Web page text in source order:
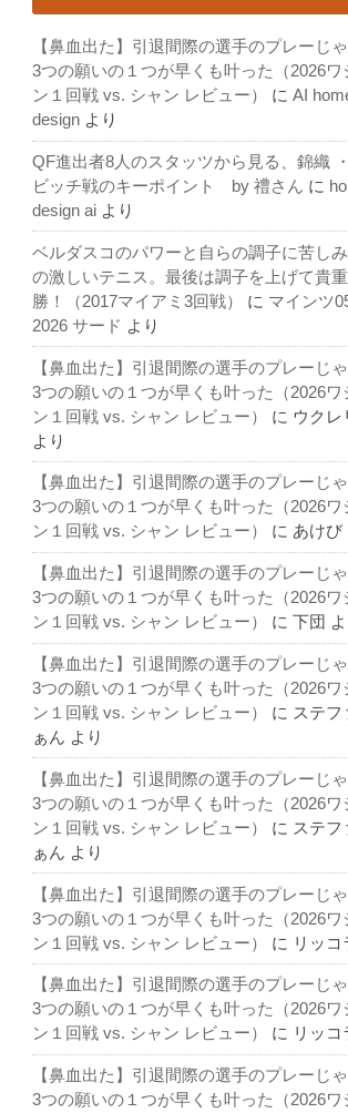
【鼻血出た】引退間際の選手のプレーじゃ
3つの願いの１つが早くも叶った（2026ワ
ン１回戦 vs. シャン レビュー）
に AI
design より
QF進出者8人のスタッツから見る、錦織
ビッチ戦のキーポイント by 禮さん に
design ai より
ベルダスコのパワーと自らの調子に苦し
の激しいテニス。最後は調子を上げて貴重
勝！（2017マイアミ3回戦）
に マインツ
2026 サード より
【鼻血出た】引退間際の選手のプレーじゃ
3つの願いの１つが早くも叶った（2026ワ
ン１回戦 vs. シャン レビュー）
に ウクレ
より
【鼻血出た】引退間際の選手のプレーじゃ
3つの願いの１つが早くも叶った（2026ワ
ン１回戦 vs. シャン レビュー）
に あけび
【鼻血出た】引退間際の選手のプレーじゃ
3つの願いの１つが早くも叶った（2026ワ
ン１回戦 vs. シャン レビュー）
に 下団
【鼻血出た】引退間際の選手のプレーじゃ
3つの願いの１つが早くも叶った（2026ワ
ン１回戦 vs. シャン レビュー）
に ステフ
ぁん より
【鼻血出た】引退間際の選手のプレーじゃ
3つの願いの１つが早くも叶った（2026ワ
ン１回戦 vs. シャン レビュー）
に ステフ
ぁん より
【鼻血出た】引退間際の選手のプレーじゃ
3つの願いの１つが早くも叶った（2026ワ
ン１回戦 vs. シャン レビュー）
に リッコ
【鼻血出た】引退間際の選手のプレーじゃ
3つの願いの１つが早くも叶った（2026ワ
ン１回戦 vs. シャン レビュー）
に リッコ
【鼻血出た】引退間際の選手のプレーじゃ
3つの願いの１つが早くも叶った（2026ワ